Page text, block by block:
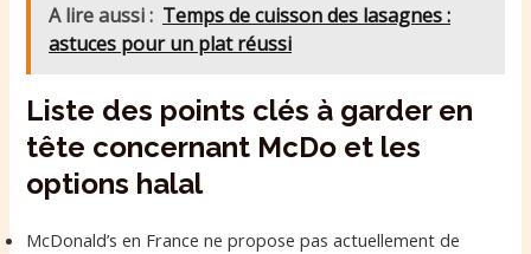
A lire aussi : Temps de cuisson des lasagnes :
astuces pour un plat réussi
Liste des points clés à garder en
tête concernant McDo et les
options halal
McDonald’s en France ne propose pas actuellement de